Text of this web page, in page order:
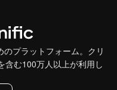
プラットフォーム。クリ
含む100万人以上が利用し